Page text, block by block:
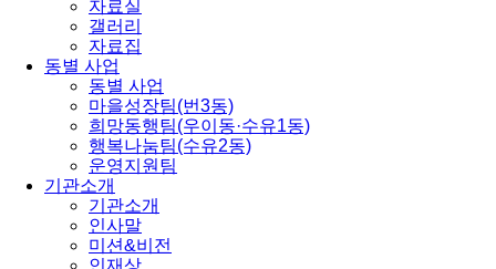
자료실
갤러리
자료집
동별 사업
동별 사업
마을성장팀(번3동)
희망동행팀(우이동·수유1동)
행복나눔팀(수유2동)
운영지원팀
기관소개
기관소개
인사말
미션&비전
인재상